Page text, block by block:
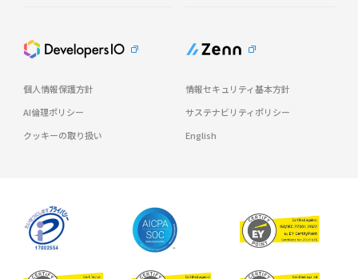
個人情報保護方針
情報セキュリティ基本方針
AI倫理ポリシー
サステナビリティポリシー
クッキーの取り扱い
English